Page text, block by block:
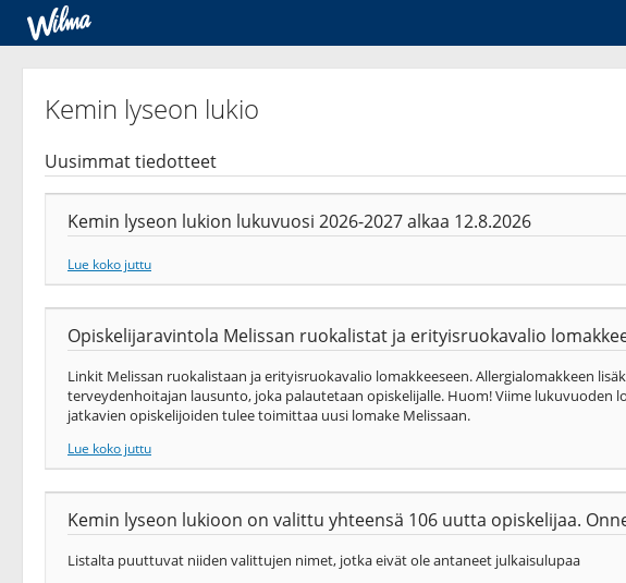
Kemin lyseon lukio
Uusimmat tiedotteet
Kemin lyseon lukion lukuvuosi 2026-2027 alkaa 12.8.2026
Lue koko juttu
Opiskelijaravintola Melissan ruokalistat ja erityisruokavalio
Linkit Melissan ruokalistaan ja erityisruokavalio lomakkeeseen. Allergialomakkeen
terveydenhoitajan lausunto, joka palautetaan opiskelijalle. Huom! Viime lukuvuoden
jatkavien opiskelijoiden tulee toimittaa uusi lomake Melissaan.
Lue koko juttu
Kemin lyseon lukioon on valittu yhteensä 106 uutta opiskelijaa.
Listalta puuttuvat niiden valittujen nimet, jotka eivät ole antaneet julkaisulupaa